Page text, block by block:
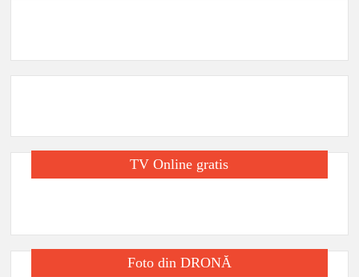
TV Online gratis
Foto din DRONĂ